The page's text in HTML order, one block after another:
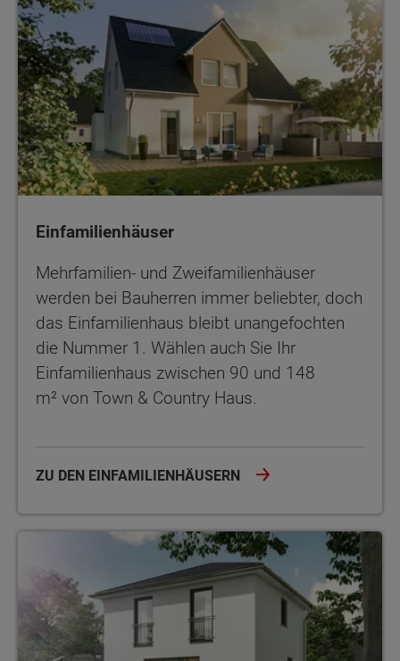
Einfamilienhäuser
Mehrfamilien- und Zweifamilienhäuser
werden bei Bauherren immer beliebter, doch
das Einfamilienhaus bleibt unangefochten
die Nummer 1. Wählen auch Sie Ihr
Einfamilienhaus zwischen 90 und 148
m² von Town & Country Haus.
ZU DEN EINFAMILIENHÄUSERN